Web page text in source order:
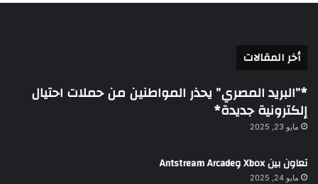
أخر المقالات
*”البريد المصري” يحذر المواطنين من حملات احتيال
إلكترونية جديدة*
مايو 23, 2025
تعاون بين Xbox وAntstream Arcade
مايو 24, 2025